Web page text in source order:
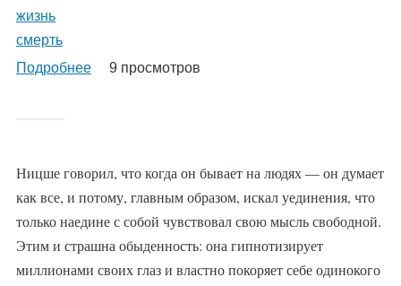
жизнь
смерть
Подробнее
9 просмотров
Ницше говорил, что когда он бывает на людях — он думает
как все, и потому, главным образом, искал уединения, что
только наедине с собой чувствовал свою мысль свободной.
Этим и страшна обыденность: она гипнотизирует
миллионами своих глаз и властно покоряет себе одинокого